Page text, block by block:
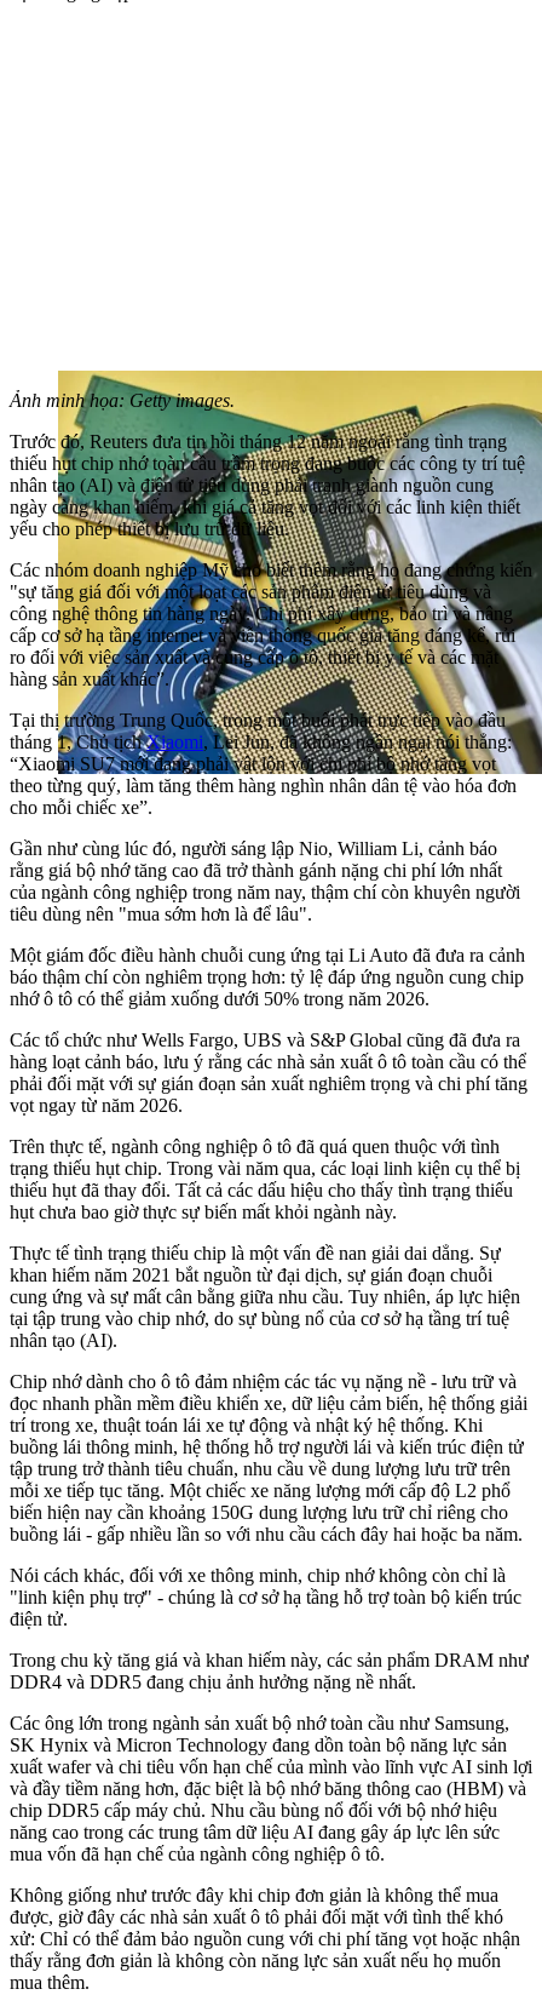
Ảnh minh họa: Getty images.
Trước đó, Reuters đưa tin hồi tháng 12 năm ngoái rằng tình trạng
thiếu hụt chip nhớ toàn cầu trầm trọng đang buộc các công ty trí tuệ
nhân tạo (AI) và điện tử tiêu dùng phải tranh giành nguồn cung
ngày càng khan hiếm, khi giá cả tăng vọt đối với các linh kiện thiết
yếu cho phép thiết bị lưu trữ dữ liệu.
Các nhóm doanh nghiệp Mỹ cho biết thêm rằng họ đang chứng kiến
"sự tăng giá đối với một loạt các sản phẩm điện tử tiêu dùng và
công nghệ thông tin hàng ngày. Chi phí xây dựng, bảo trì và nâng
cấp cơ sở hạ tầng internet và viễn thông quốc gia tăng đáng kể, rủi
ro đối với việc sản xuất và cung cấp ô tô, thiết bị y tế và các mặt
hàng sản xuất khác”.
Tại thị trường Trung Quốc, trong một buổi phát trực tiếp vào đầu
tháng 1, Chủ tịchXiaomi, Lei Jun, đã không ngần ngại nói thẳng:
“Xiaomi SU7 mới đang phải vật lộn với chi phí bộ nhớ tăng vọt
theo từng quý, làm tăng thêm hàng nghìn nhân dân tệ vào hóa đơn
cho mỗi chiếc xe”.
Gần như cùng lúc đó, người sáng lập Nio, William Li, cảnh báo
rằng giá bộ nhớ tăng cao đã trở thành gánh nặng chi phí lớn nhất
của ngành công nghiệp trong năm nay, thậm chí còn khuyên người
tiêu dùng nên "mua sớm hơn là để lâu".
Một giám đốc điều hành chuỗi cung ứng tại Li Auto đã đưa ra cảnh
báo thậm chí còn nghiêm trọng hơn: tỷ lệ đáp ứng nguồn cung chip
nhớ ô tô có thể giảm xuống dưới 50% trong năm 2026.
Các tổ chức như Wells Fargo, UBS và S&P Global cũng đã đưa ra
hàng loạt cảnh báo, lưu ý rằng các nhà sản xuất ô tô toàn cầu có thể
phải đối mặt với sự gián đoạn sản xuất nghiêm trọng và chi phí tăng
vọt ngay từ năm 2026.
Trên thực tế, ngành công nghiệp ô tô đã quá quen thuộc với tình
trạng thiếu hụt chip. Trong vài năm qua, các loại linh kiện cụ thể bị
thiếu hụt đã thay đổi. Tất cả các dấu hiệu cho thấy tình trạng thiếu
hụt chưa bao giờ thực sự biến mất khỏi ngành này.
Thực tế tình trạng thiếu chip là một vấn đề nan giải dai dẳng. Sự
khan hiếm năm 2021 bắt nguồn từ đại dịch, sự gián đoạn chuỗi
cung ứng và sự mất cân bằng giữa nhu cầu. Tuy nhiên, áp lực hiện
tại tập trung vào chip nhớ, do sự bùng nổ của cơ sở hạ tầng trí tuệ
nhân tạo (AI).
Chip nhớ dành cho ô tô đảm nhiệm các tác vụ nặng nề - lưu trữ và
đọc nhanh phần mềm điều khiển xe, dữ liệu cảm biến, hệ thống giải
trí trong xe, thuật toán lái xe tự động và nhật ký hệ thống. Khi
buồng lái thông minh, hệ thống hỗ trợ người lái và kiến trúc điện tử
tập trung trở thành tiêu chuẩn, nhu cầu về dung lượng lưu trữ trên
mỗi xe tiếp tục tăng. Một chiếc xe năng lượng mới cấp độ L2 phổ
biến hiện nay cần khoảng 150G dung lượng lưu trữ chỉ riêng cho
buồng lái - gấp nhiều lần so với nhu cầu cách đây hai hoặc ba năm.
Nói cách khác, đối với xe thông minh, chip nhớ không còn chỉ là
"linh kiện phụ trợ" - chúng là cơ sở hạ tầng hỗ trợ toàn bộ kiến trúc
điện tử.
Trong chu kỳ tăng giá và khan hiếm này, các sản phẩm DRAM như
DDR4 và DDR5 đang chịu ảnh hưởng nặng nề nhất.
Các ông lớn trong ngành sản xuất bộ nhớ toàn cầu như Samsung,
SK Hynix và Micron Technology đang dồn toàn bộ năng lực sản
xuất wafer và chi tiêu vốn hạn chế của mình vào lĩnh vực AI sinh lợi
và đầy tiềm năng hơn, đặc biệt là bộ nhớ băng thông cao (HBM) và
chip DDR5 cấp máy chủ. Nhu cầu bùng nổ đối với bộ nhớ hiệu
năng cao trong các trung tâm dữ liệu AI đang gây áp lực lên sức
mua vốn đã hạn chế của ngành công nghiệp ô tô.
Không giống như trước đây khi chip đơn giản là không thể mua
được, giờ đây các nhà sản xuất ô tô phải đối mặt với tình thế khó
xử: Chỉ có thể đảm bảo nguồn cung với chi phí tăng vọt hoặc nhận
thấy rằng đơn giản là không còn năng lực sản xuất nếu họ muốn
mua thêm.